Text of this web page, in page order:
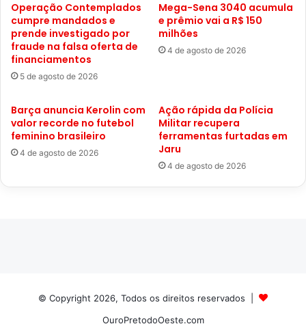
Operação Contemplados
cumpre mandados e
prende investigado por
fraude na falsa oferta de
financiamentos
5 de agosto de 2026
Mega-Sena 3040 acumula
e prêmio vai a R$ 150
milhões
4 de agosto de 2026
Barça anuncia Kerolin com
valor recorde no futebol
feminino brasileiro
4 de agosto de 2026
Ação rápida da Polícia
Militar recupera
ferramentas furtadas em
Jaru
4 de agosto de 2026
© Copyright 2026, Todos os direitos reservados |
OuroPretodoOeste.com